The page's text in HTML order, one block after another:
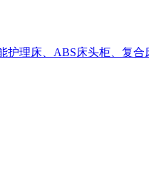
理床、ABS床头柜、复